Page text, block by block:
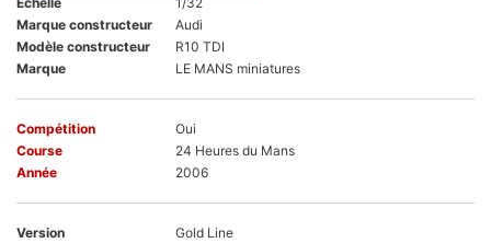
Marque constructeur
Audi
Modèle constructeur
R10 TDI
Marque
LE MANS miniatures
Compétition
Oui
Course
24 Heures du Mans
Année
2006
Version
Gold Line